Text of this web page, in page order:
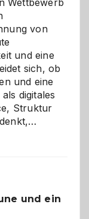
Wettbewerb
von
und eine
sich, ob
und eine
digitales
Struktur
geworden
und ein